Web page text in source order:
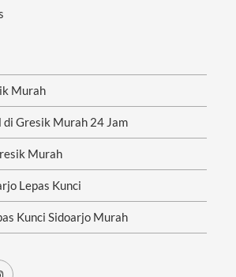
Murah
di Gresik Murah 24 Jam
Murah
Lepas Kunci
Kunci Sidoarjo Murah